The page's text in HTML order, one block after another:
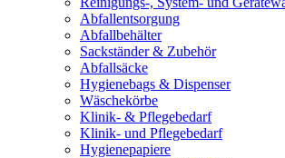
Abfallentsorgung
Abfallbehälter
Sackständer & Zubehör
Abfallsäcke
Hygienebags & Dispenser
Wäschekörbe
Klinik- & Pflegebedarf
Klinik- und Pflegebedarf
Hygienepapiere